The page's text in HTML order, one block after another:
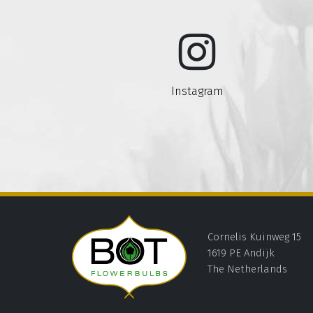
Instagram
Cornelis Kuinweg 15
1619 PE Andijk
The Netherlands